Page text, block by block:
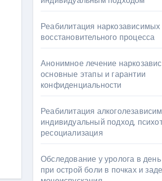
Реабилитация наркозависимых
восстановительного процесса
Анонимное лечение
основные этапы и гарантии
конфиденциальности
Реабилитация
индивидуальный подход,
ресоциализация
Обследование у уролога в
при острой боли в почках и